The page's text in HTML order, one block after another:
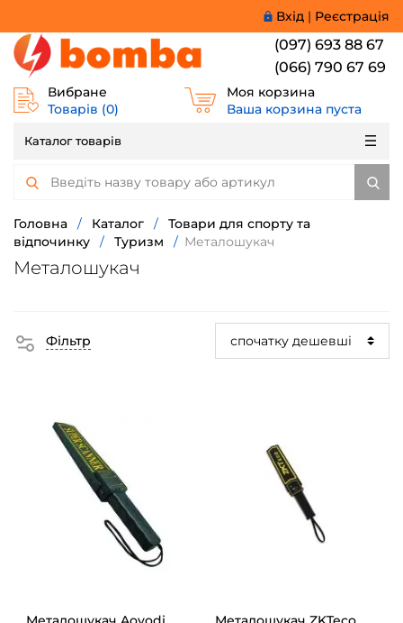
Вхід | Реєстрація
(097) 693 88 67
(066) 790 67 69
Вибране
Товарів (0)
Моя корзина
Ваша корзина пуста
Каталог товарів
Головна / Каталог /
Товари для спорту та
відпочинку
/ Туризм / Металошукач
Металошукач
Фільтр